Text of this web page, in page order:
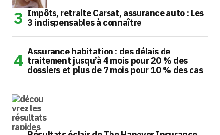
Impôts, retraite Carsat, assurance auto : Les
3 indispensables à connaître
Assurance habitation : des délais de
traitement jusqu’à 4 mois pour 20 % des
dossiers et plus de 7 mois pour 10 % des cas